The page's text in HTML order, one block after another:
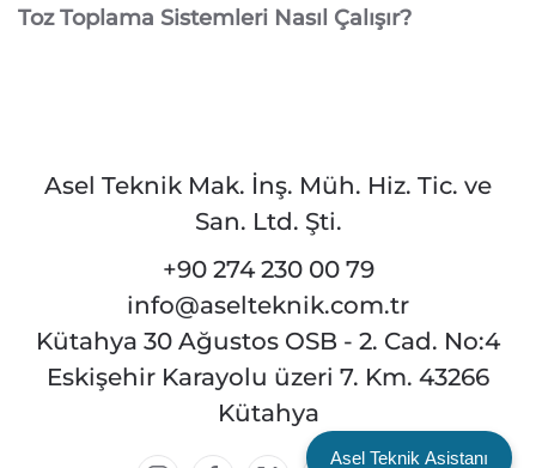
Asel Teknik Asistanı
Toz Toplama Sistemleri Nasıl Çalışır?
Asel Teknik Mak. İnş. Müh. Hiz. Tic. ve
San. Ltd. Şti.
+90 274 230 00 79
info@aselteknik.com.tr
Kütahya 30 Ağustos OSB - 2. Cad. No:4
Eskişehir Karayolu üzeri 7. Km. 43266
Kütahya